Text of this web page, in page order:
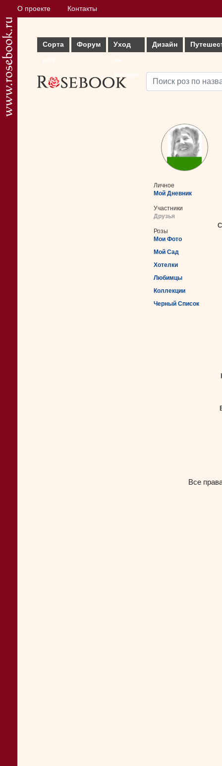
О проекте Контакты
Сорта
Форум
Уход
Дизайн
Личное
Мой Дневник
Участники
Друзья
Розы
Мои Фото
Мой Сад
Хотелки
Любимцы
Коллекции
Черный Список
Все